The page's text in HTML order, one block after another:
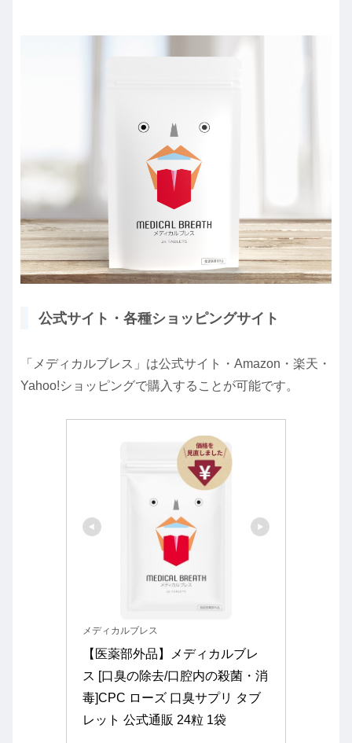
公式サイト・各種ショッピングサイト
「メディカルブレス」は公式サイト・Amazon・楽天・
Yahoo!ショッピングで購入することが可能です。
メディカルブレス
【医薬部外品】メディカルブレ
ス [口臭の除去/口腔内の殺菌・消
毒]CPC ローズ 口臭サプリ タブ
レット 公式通販 24粒 1袋